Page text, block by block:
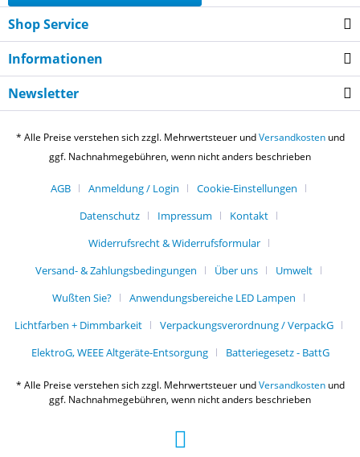
Shop Service
Informationen
Newsletter
* Alle Preise verstehen sich zzgl. Mehrwertsteuer undVersandkostenund
ggf. Nachnahmegebühren, wenn nicht anders beschrieben
AGB Anmeldung / Login
Cookie-Einstellungen
Datenschutz
Impressum
Kontakt
Widerrufsrecht & Widerrufsformular
Versand- & Zahlungsbedingungen
Über uns
Umwelt
Wußten Sie?
Anwendungsbereiche LED Lampen
Lichtfarben + Dimmbarkeit
Verpackungsverordnung / VerpackG
ElektroG, WEEE Altgeräte-Entsorgung
Batteriegesetz - BattG
* Alle Preise verstehen sich zzgl. Mehrwertsteuer undVersandkostenund
ggf. Nachnahmegebühren, wenn nicht anders beschrieben